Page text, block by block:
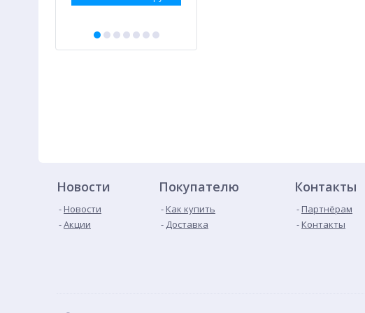
Новости
Новости
Акции
Покупателю
Как купить
Доставка
Контакты
Партнёрам
Контакты